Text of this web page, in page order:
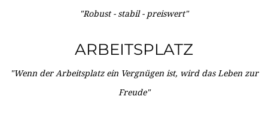
"Robust - stabil - preiswert"
ARBEITSPLATZ
"Wenn der Arbeitsplatz ein Vergnügen ist, wird das Leben zur
Freude"